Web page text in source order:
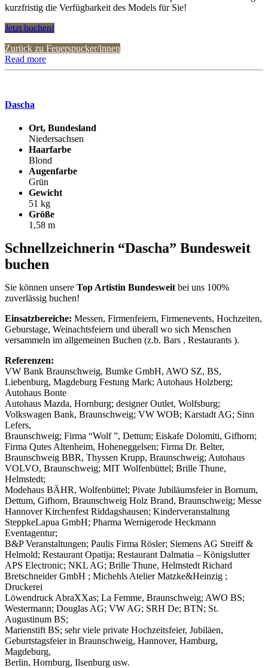
kurzfristig die Verfügbarkeit des Models für Sie!
Jetzt buchen!
Zurück zu Feuerspucker/innen
Read more
Dascha
Ort, Bundesland
Niedersachsen
Haarfarbe
Blond
Augenfarbe
Grün
Gewicht
51 kg
Größe
1,58 m
Schnellzeichnerin “Dascha” Bundesweit
buchen
Sie können unsere Top Artistin Bundesweit bei uns 100%
zuverlässig buchen!
Einsatzbereiche: Messen, Firmenfeiern, Firmenevents, Hochzeiten,
Geburstage, Weinachtsfeiern und überall wo sich Menschen
versammeln im allgemeinen Buchen (z.b. Bars , Restaurants ).
Referenzen:
VW Bank Braunschweig, Bumke GmbH, AWO SZ, BS,
Liebenburg, Magdeburg Festung Mark; Autohaus Holzberg;
Autohaus Bonte
Autohaus Mazda, Hornburg; designer Outlet, Wolfsburg;
Volkswagen Bank, Braunschweig; VW WOB; Karstadt AG; Sinn
Lefers,
Braunschweig; Firma “Wolf ”, Dettum; Eiskafe Dolomiti, Gifhorn;
Firma Qutes Altenheim, Hoheneggelsen; Firma Dr. Belter,
Braunschweig BBR, Thyssen Krupp, Braunschweig; Autohaus
VOLVO, Braunschweig; MIT Wolfenbüttel; Brille Thune,
Helmstedt;
Modehaus BÄHR, Wolfenbüttel; Pivate Jubiläumsfeier in Bornum,
Dettum, Gifhorn, Braunschweig Holz Brand, Braunschweig; Messe
Hannover Kirchenfest Riddagshausen; Kinderveranstaltung
SteppkeLapua GmbH; Pharma Wernigerode Heckmann
Eventagentur;
B&P Veranstaltungen; Paulis Firma Rösler; Siemens AG Streiff &
Helmold; Restaurant Opatija; Restaurant Dalmatia – Königslutter
APS Electronic; NKL AG; Brille Thune, Helmstedt Richard
Bretschneider GmbH ; Michehls Atelier Matzke&Heinzig ;
Druckerei
Löwendruck AbraXXas; La Femme, Braunschweig; AWO BS;
Westermann; Douglas AG; VW AG; SRH De; BTN; St.
Augustinum BS;
Marienstift BS; sehr viele private Hochzeitsfeier, Jubiläen,
Geburtstagsfeier in Braunschweig, Hannover, Hamburg,
Magdeburg,
Berlin, Hornburg, Ilsenburg usw.